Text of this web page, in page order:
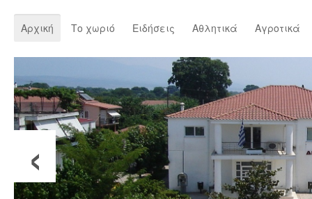
Αρχική Το χωριό Ειδήσεις Αθλητικά Αγροτικά
‹